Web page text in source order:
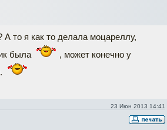
А то я как то делала моцареллу,
была
, может конечно у
23 Июн 2013 14:41